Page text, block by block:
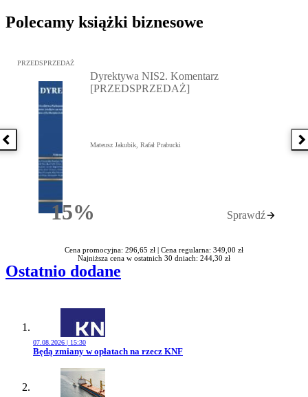
Polecamy książki biznesowe
Poprzednia książka
Przejdź do: Dyrektywa NIS2. Komentarz [PRZEDSPRZEDAŻ],
PRZEDSPRZEDAŻ
15%Rabatu
Dyrektywa NIS2. Komentarz
[PRZEDSPRZEDAŻ]
Mateusz Jakubik, Rafał Prabucki
Sprawdź
Cena promocyjna: 296,65 zł | Cena regularna: 349,00 zł
Najniższa cena w ostatnich 30 dniach: 244,30 zł
Ostatnio dodane
07.08.2026 | 15:30
Przejdź do artykułu:
Będą zmiany w opłatach na rzecz KNF